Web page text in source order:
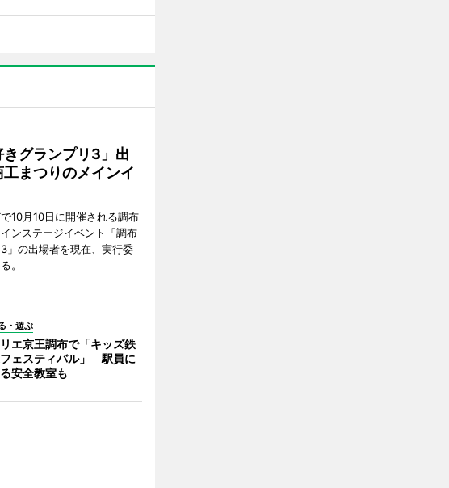
グランプリ3」出
まつりのメインイ
10月10日に開催される調布
ンステージイベント「調布
」の出場者を現在、実行委
。
・遊ぶ
リエ京王調布で「キッズ鉄
ェスティバル」 駅員に
安全教室も